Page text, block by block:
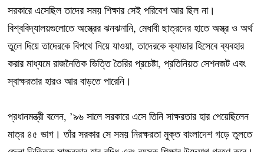
সরকারে এসেছিল তাদের সময় শিক্ষার সেই পরিবেশ আর ছিল না।
বিশ্ববিদ্যালয়গুলোতে অস্ত্রের ঝনঝনানি, মেধাবী ছাত্রদের হাতে অস্ত্র ও অর্থ
তুলে দিয়ে তাদেরকে বিপথে নিয়ে যাওয়া, তাদেরকে ক্যাডার হিসেবে ব্যবহার
করার মাধ্যমে রাজনৈতিক ভিত্তি তৈরির প্রচেষ্টা, প্রতিনিয়ত সেশনজট এবং
স্বাক্ষরতার হারও আর বাড়তে পারেনি।
প্রধানমন্ত্রী বলেন, ’৯৬ সালে সরকারে এসে তিনি সাক্ষরতার হার পেয়েছিলেন
মাত্র ৪৫ ভাগ। তাঁর সরকার সে সময় নিরক্ষরতা মুক্ত বাংলাদেশ গড়ে তুলতে